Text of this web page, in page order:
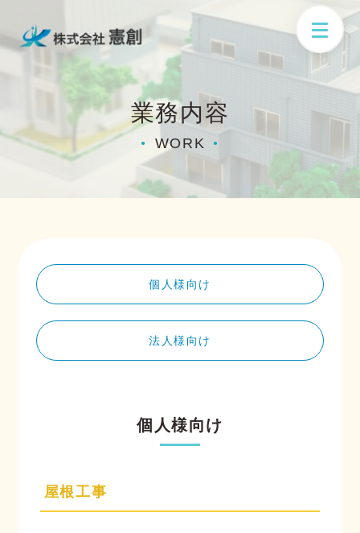
業務内容
● WORK ●
個人様向け
法人様向け
個人様向け
屋根工事